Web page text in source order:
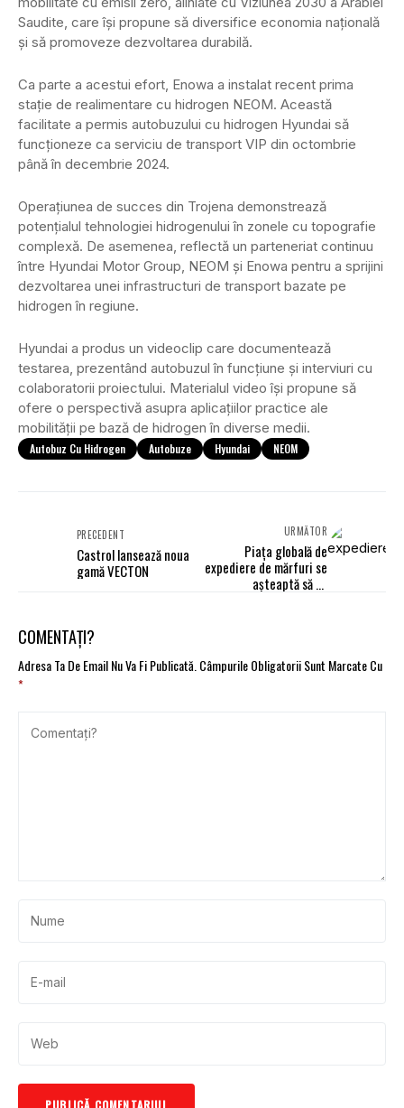
Saudite, care își propune să diversifice economia națională
și să promoveze dezvoltarea durabilă.
Ca parte a acestui efort, Enowa a instalat recent prima
stație de realimentare cu hidrogen NEOM. Această
facilitate a permis autobuzului cu hidrogen Hyundai să
funcționeze ca serviciu de transport VIP din octombrie
până în decembrie 2024.
Operațiunea de succes din Trojena demonstrează
potențialul tehnologiei hidrogenului în zonele cu topografie
complexă. De asemenea, reflectă un parteneriat continuu
între Hyundai Motor Group, NEOM și Enowa pentru a sprijini
dezvoltarea unei infrastructuri de transport bazate pe
hidrogen în regiune.
Hyundai a produs un videoclip care documentează
testarea, prezentând autobuzul în funcțiune și interviuri cu
colaboratorii proiectului. Materialul video își propune să
ofere o perspectivă asupra aplicațiilor practice ale
mobilității pe bază de hidrogen în diverse medii.
Autobuz Cu Hidrogen Autobuze Hyundai NEOM
PRECEDENT
Castrol lansează noua
gamă VECTON
URMĂTOR
Piața globală de
expediere de mărfuri se
așteaptă să se
COMENTAȚI?
Adresa Ta De Email Nu Va Fi Publicată. Câmpurile Obligatorii Sunt Marcate Cu
*